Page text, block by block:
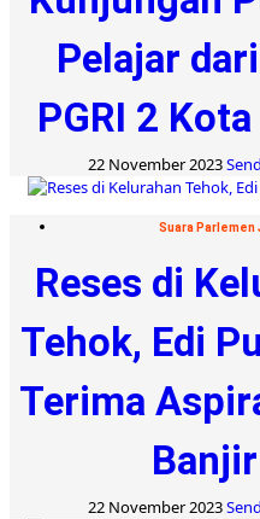
Pelajar
PGRI 2
22 November 2023
Suara Parlemen
Reses di
Tehok, Edi
Terima
Banjir
22 November 2023